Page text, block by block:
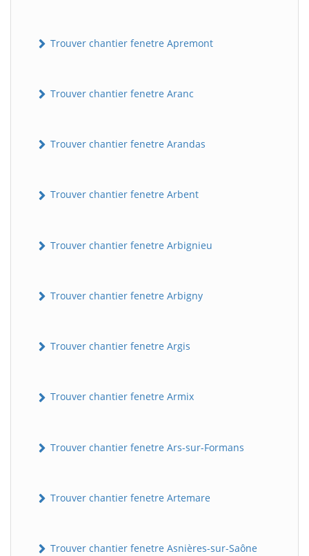
Trouver chantier fenetre Apremont
Trouver chantier fenetre Aranc
Trouver chantier fenetre Arandas
Trouver chantier fenetre Arbent
Trouver chantier fenetre Arbignieu
Trouver chantier fenetre Arbigny
Trouver chantier fenetre Argis
Trouver chantier fenetre Armix
Trouver chantier fenetre Ars-sur-Formans
Trouver chantier fenetre Artemare
Trouver chantier fenetre Asnières-sur-Saône